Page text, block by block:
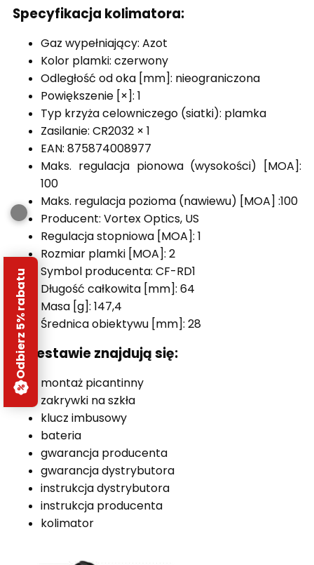
Specyfikacja kolimatora:
Gaz wypełniający: Azot
Kolor plamki: czerwony
Odległość od oka [mm]: nieograniczona
Powiększenie [×]: 1
Typ krzyża celowniczego (siatki): plamka
Zasilanie: CR2032 × 1
EAN: 875874008977
Maks. regulacja pionowa (wysokości) [MOA]:
100
Maks. regulacja pozioma (nawiewu) [MOA] :100
Producent: Vortex Optics, US
Regulacja stopniowa [MOA]: 1
Rozmiar plamki [MOA]: 2
Symbol producenta: CF-RD1
Długość całkowita [mm]: 64
Masa [g]: 147,4
Średnica obiektywu [mm]: 28
W zestawie znajdują się:
montaż picantinny
zakrywki na szkła
klucz imbusowy
bateria
gwarancja producenta
gwarancja dystrybutora
instrukcja dystrybutora
instrukcja producenta
kolimator
Odbierz 5% rabatu